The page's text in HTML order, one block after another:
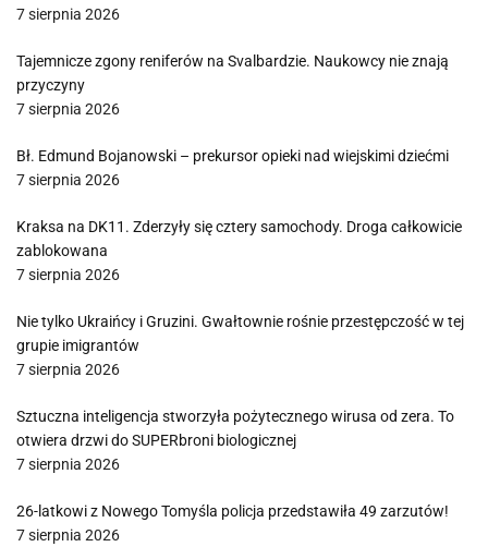
7 sierpnia 2026
Tajemnicze zgony reniferów na Svalbardzie. Naukowcy nie znają
przyczyny
7 sierpnia 2026
Bł. Edmund Bojanowski – prekursor opieki nad wiejskimi dziećmi
7 sierpnia 2026
Kraksa na DK11. Zderzyły się cztery samochody. Droga całkowicie
zablokowana
7 sierpnia 2026
Nie tylko Ukraińcy i Gruzini. Gwałtownie rośnie przestępczość w tej
grupie imigrantów
7 sierpnia 2026
Sztuczna inteligencja stworzyła pożytecznego wirusa od zera. To
otwiera drzwi do SUPERbroni biologicznej
7 sierpnia 2026
26-latkowi z Nowego Tomyśla policja przedstawiła 49 zarzutów!
7 sierpnia 2026